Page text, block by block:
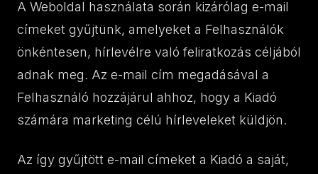
A Weboldal használata során kizárólag e-mail
címeket gyűjtünk, amelyeket a Felhasználók
önkéntesen, hírlevélre való feliratkozás céljából
adnak meg. Az e-mail cím megadásával a
Felhasználó hozzájárul ahhoz, hogy a Kiadó
számára marketing célú hírleveleket küldjön.
Az így gyűjtött e-mail címeket a Kiadó a saját,